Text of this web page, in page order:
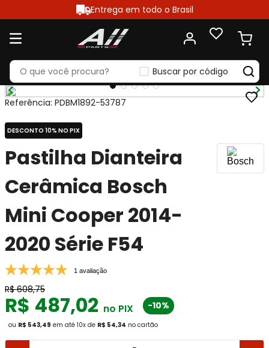
Entrega em todo o Brasil
Buscar por código
Referência: PDBM1892-53787
DESCONTO 10% NO PIX
Pastilha Dianteira
Cerâmica Bosch
Mini Cooper 2014-
2020 Série F54
1 avaliação
R$ 608,75
R$ 487,02 no PIX -10%
ou R$ 543,49 em até 10x de R$ 54,34 no cartão